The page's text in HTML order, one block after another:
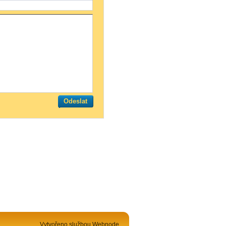
Vytvořeno službou Webnode